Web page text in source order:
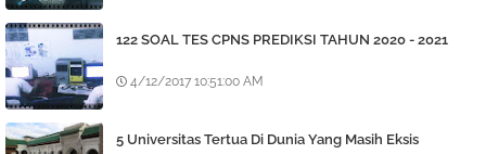
122 SOAL TES CPNS PREDIKSI TAHUN 2020 - 2021
4/12/2017 10:51:00 AM
5 Universitas Tertua Di Dunia Yang Masih Eksis